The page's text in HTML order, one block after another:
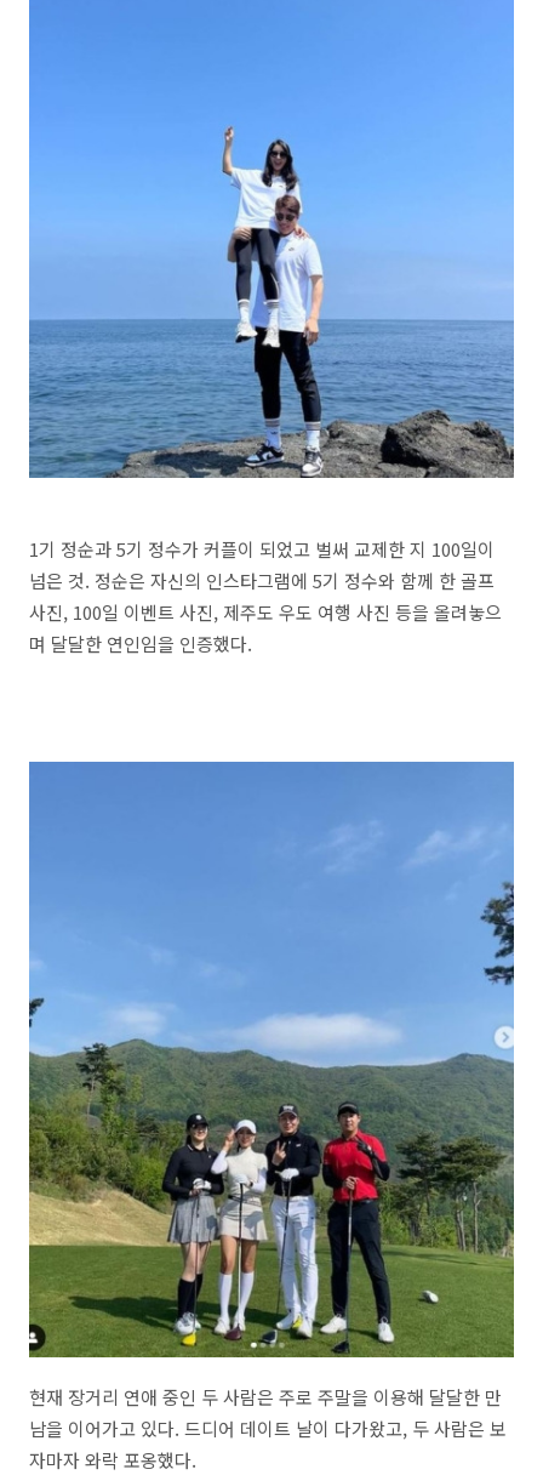
1기 정순과 5기 정수가 커플이 되었고 벌써 교제한 지 100일이
넘은 것. 정순은 자신의 인스타그램에 5기 정수와 함께 한 골프
사진, 100일 이벤트 사진, 제주도 우도 여행 사진 등을 올려놓으
며 달달한 연인임을 인증했다.
현재 장거리 연애 중인 두 사람은 주로 주말을 이용해 달달한 만
남을 이어가고 있다. 드디어 데이트 날이 다가왔고, 두 사람은 보
자마자 와락 포옹했다.